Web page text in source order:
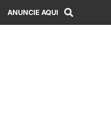
ANUNCIE AQUI